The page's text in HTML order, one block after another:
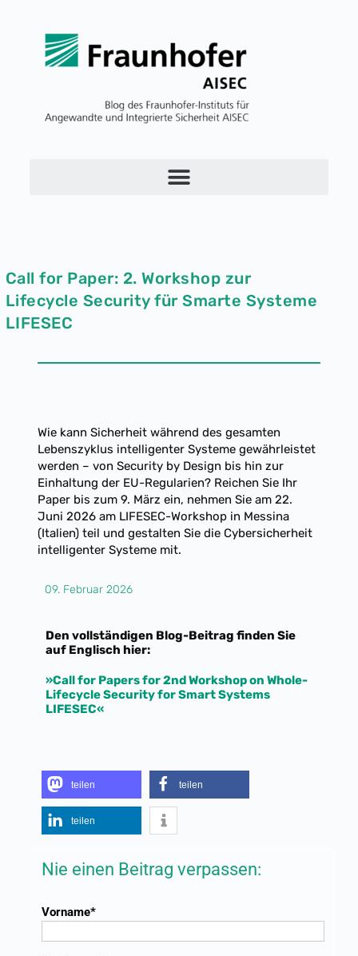
Call for Paper: 2. Workshop zur
Lifecycle Security für Smarte Systeme
LIFESEC
Wie kann Sicherheit während des gesamten
Lebenszyklus intelligenter Systeme gewährleistet
werden – von Security by Design bis hin zur
Einhaltung der EU-Regularien? Reichen Sie Ihr
Paper bis zum 9. März ein, nehmen Sie am 22.
Juni 2026 am LIFESEC-Workshop in Messina
(Italien) teil und gestalten Sie die Cybersicherheit
intelligenter Systeme mit.
09. Februar 2026
Den vollständigen Blog-Beitrag finden Sie
auf Englisch hier:
»Call for Papers for 2nd Workshop on Whole-
Lifecycle Security for Smart Systems
LIFESEC«
teilen teilen
teilen
Nie einen Beitrag verpassen:
Vorname